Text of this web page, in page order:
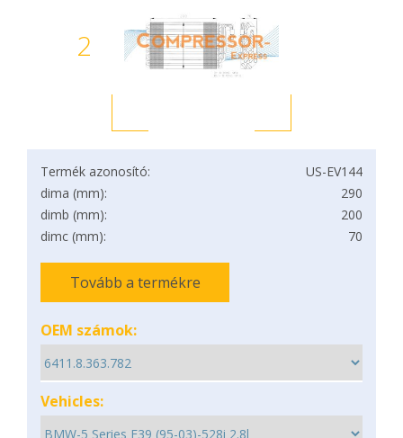
2
Termék azonosító:
US-EV144
dima (mm):
290
dimb (mm):
200
dimc (mm):
70
Tovább a termékre
OEM számok:
Vehicles: